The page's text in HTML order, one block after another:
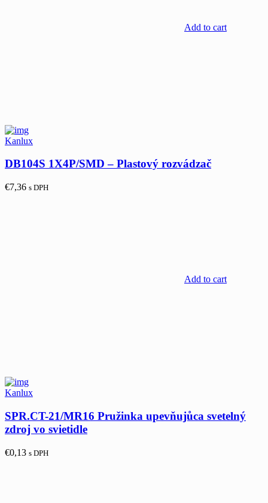
Add to cart
Kanlux
DB104S 1X4P/SMD – Plastový rozvádzač
€7,36 s DPH
Add to cart
Kanlux
SPR.CT-21/MR16 Pružinka upevňujůca svetelný
zdroj vo svietidle
€0,13 s DPH